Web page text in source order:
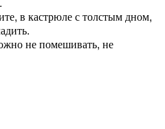
в кастрюле с толстым дном,
не помешивать, не